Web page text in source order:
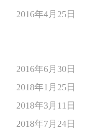
2016年4月25日
2016年6月30日
2018年1月25日
2018年3月11日
2018年7月24日